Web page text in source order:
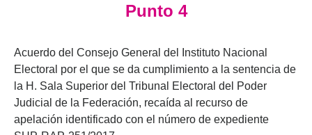
Punto 4
Acuerdo del Consejo General del Instituto Nacional
Electoral por el que se da cumplimiento a la sentencia de
la H. Sala Superior del Tribunal Electoral del Poder
Judicial de la Federación, recaída al recurso de
apelación identificado con el número de expediente